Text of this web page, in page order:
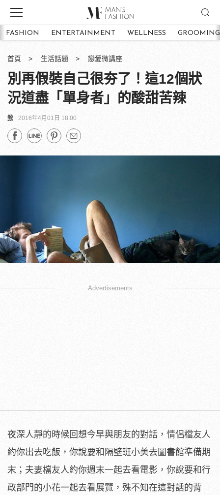
FASHION ENTERTAINMENT WELLNESS GROOMING
首頁 生活話題 戀愛微講座
別再假裝自己很夯了！這12個狀
況道盡「單身者」的酸甜苦辣
教 2016年4月01日 18:00
Advertisements
夜深人靜的時候回想今早與朋友的對話，情侶檔友人
約你出去吃飯，你說要和隔壁班小美去圖書館準備期
末；夫妻檔友人約你週末一起去看電影，你說要和行
政部門的小花一起去看展覽，殊不知在這對話的背